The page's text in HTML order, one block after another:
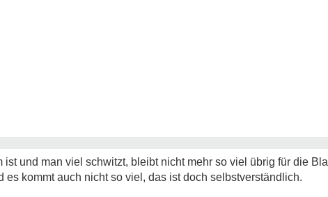
ist und man viel schwitzt, bleibt nicht mehr so viel übrig für die
es kommt auch nicht so viel, das ist doch selbstverständlich.